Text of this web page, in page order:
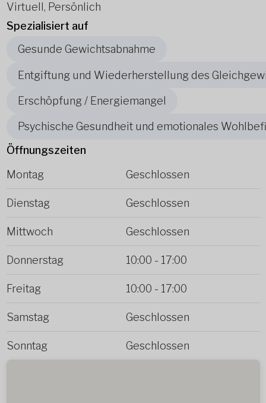
Virtuell, Persönlich
Spezialisiert auf
Gesunde Gewichtsabnahme
Entgiftung und Wiederherstellung des
Erschöpfung / Energiemangel
Psychische Gesundheit und emotionales
Öffnungszeiten
Montag
Geschlossen
Dienstag Geschlossen
Mittwoch Geschlossen
Donnerstag 10:00 - 17:00
Freitag 10:00 - 17:00
Samstag Geschlossen
Sonntag Geschlossen